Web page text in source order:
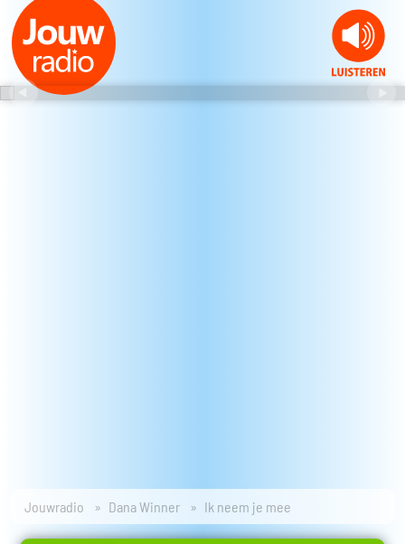
Jouwradio Dana Winner Ik neem je mee